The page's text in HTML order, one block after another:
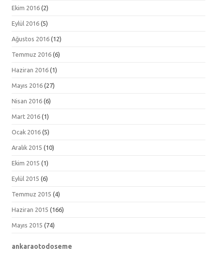
Ekim 2016 (2)
Eylül 2016 (5)
Ağustos 2016 (12)
Temmuz 2016 (6)
Haziran 2016 (1)
Mayıs 2016 (27)
Nisan 2016 (6)
Mart 2016 (1)
Ocak 2016 (5)
Aralık 2015 (10)
Ekim 2015 (1)
Eylül 2015 (6)
Temmuz 2015 (4)
Haziran 2015 (166)
Mayıs 2015 (74)
ankaraotodoseme